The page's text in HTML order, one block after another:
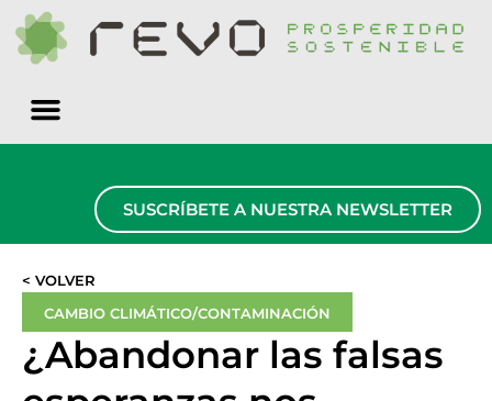
SUSCRÍBETE A NUESTRA NEWSLETTER
< VOLVER
CAMBIO CLIMÁTICO/CONTAMINACIÓN
¿Abandonar las falsas